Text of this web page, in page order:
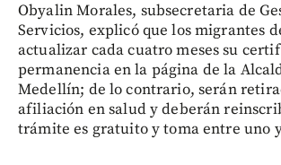
Obyalin Morales, subsecretaria de
Servicios, explicó que los migrantes
actualizar cada cuatro meses su
permanencia en la página de la
Medellín; de lo contrario, serán
afiliación en salud y deberán
trámite es gratuito y toma entre uno